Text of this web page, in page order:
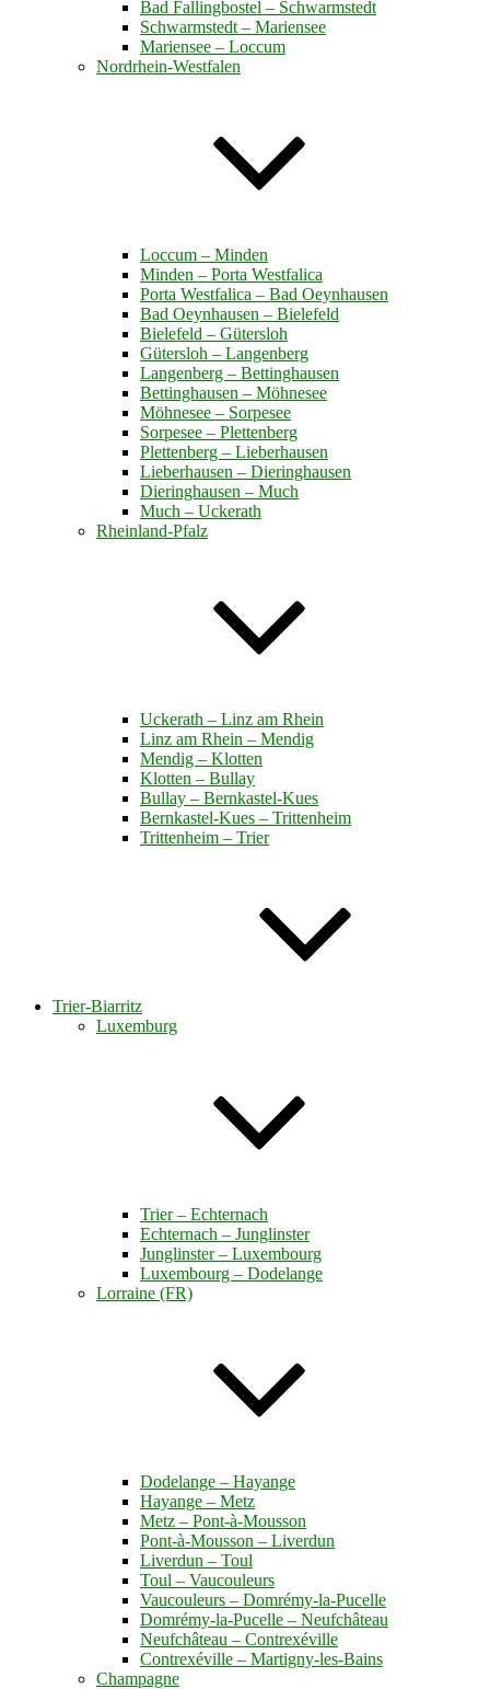
Bad Fallingbostel – Schwarmstedt
Schwarmstedt – Mariensee
Mariensee – Loccum
Nordrhein-Westfalen
Loccum – Minden
Minden – Porta Westfalica
Porta Westfalica – Bad Oeynhausen
Bad Oeynhausen – Bielefeld
Bielefeld – Gütersloh
Gütersloh – Langenberg
Langenberg – Bettinghausen
Bettinghausen – Möhnesee
Möhnesee – Sorpesee
Sorpesee – Plettenberg
Plettenberg – Lieberhausen
Lieberhausen – Dieringhausen
Dieringhausen – Much
Much – Uckerath
Rheinland-Pfalz
Uckerath – Linz am Rhein
Linz am Rhein – Mendig
Mendig – Klotten
Klotten – Bullay
Bullay – Bernkastel-Kues
Bernkastel-Kues – Trittenheim
Trittenheim – Trier
Trier-Biarritz
Luxemburg
Trier – Echternach
Echternach – Junglinster
Junglinster – Luxembourg
Luxembourg – Dodelange
Lorraine (FR)
Dodelange – Hayange
Hayange – Metz
Metz – Pont-à-Mousson
Pont-à-Mousson – Liverdun
Liverdun – Toul
Toul – Vaucouleurs
Vaucouleurs – Domrémy-la-Pucelle
Domrémy-la-Pucelle – Neufchâteau
Neufchâteau – Contrexéville
Contrexéville – Martigny-les-Bains
Champagne